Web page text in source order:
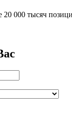
20 000 тысяч